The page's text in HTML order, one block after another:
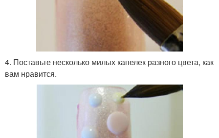
4. Поставьте несколько милых капелек разного цвета, как
вам нравится.